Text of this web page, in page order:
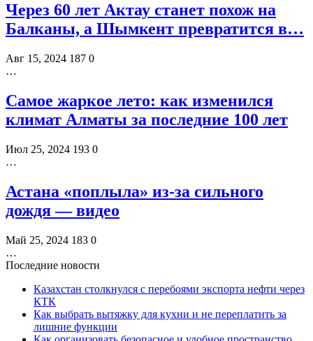
Через 60 лет Актау станет похож на
Балканы, а Шымкент превратится в…
Авг 15, 2024 187 0
…
Самое жаркое лето: как изменился
климат Алматы за последние 100 лет
Июл 25, 2024 193 0
…
Астана «поплыла» из-за сильного
дождя — видео
Май 25, 2024 183 0
…
Последние новости
Казахстан столкнулся с перебоями экспорта нефти через
КТК
Как выбрать вытяжку для кухни и не переплатить за
лишние функции